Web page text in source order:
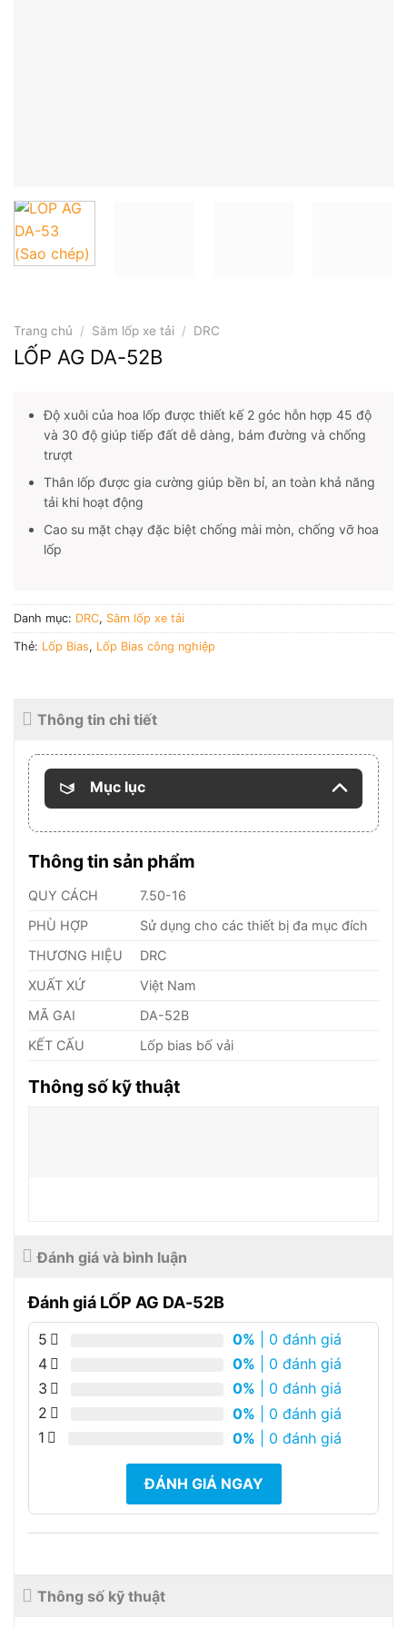
Trang chủ / Săm lốp xe tải / DRC
LỐP AG DA-52B
Độ xuôi của hoa lốp được thiết kế 2 góc hỗn hợp 45 độ
và 30 độ giúp tiếp đất dễ dàng, bám đường và chống
trượt
Thân lốp được gia cường giúp bền bỉ, an toàn khả năng
tải khi hoạt động
Cao su mặt chạy đặc biệt chống mài mòn, chống vỡ hoa
lốp
Danh mục: DRC, Săm lốp xe tải
Thẻ: Lốp Bias, Lốp Bias công nghiệp
Thông tin chi tiết
Mục lục
Thông tin sản phẩm
QUY CÁCH
7.50-16
PHÙ HỢP
Sử dụng cho các thiết bị đa mục đích
THƯƠNG HIỆU
DRC
XUẤT XỨ
Việt Nam
MÃ GAI
DA-52B
KẾT CẤU
Lốp bias bố vải
Thông số kỹ thuật
Đánh giá và bình luận
Đánh giá LỐP AG DA-52B
5 0% | 0 đánh giá
4
0% | 0 đánh giá
3
0% | 0 đánh giá
2
0% | 0 đánh giá
1
0% | 0 đánh giá
ĐÁNH GIÁ NGAY
Thông số kỹ thuật